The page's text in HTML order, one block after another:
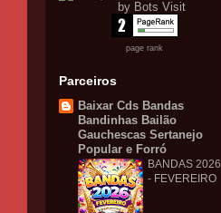
page rank
Parceiros
Baixar Cds Bandas
Bandinhas Bailão
Gauchescas Sertanejo
Popular e Forró
BANDAS 2026
- FEVEREIRO